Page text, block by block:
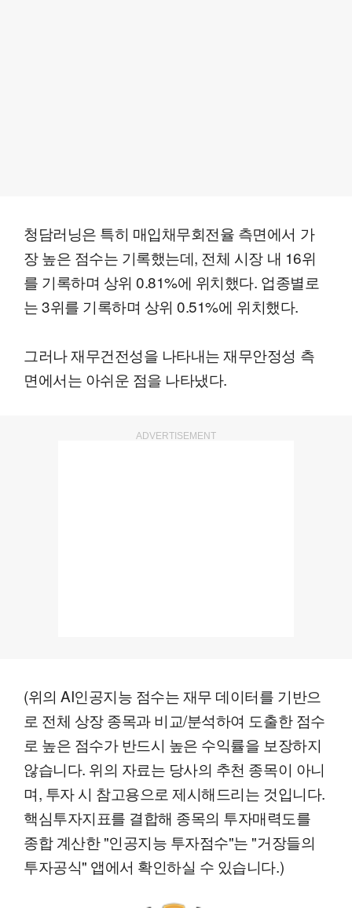
청담러닝은 특히 매입채무회전율 측면에서 가
장 높은 점수는 기록했는데, 전체 시장 내 16위
를 기록하며 상위 0.81%에 위치했다. 업종별로
는 3위를 기록하며 상위 0.51%에 위치했다.
그러나 재무건전성을 나타내는 재무안정성 측
면에서는 아쉬운 점을 나타냈다.
ADVERTISEMENT
(위의 AI인공지능 점수는 재무 데이터를 기반으
로 전체 상장 종목과 비교/분석하여 도출한 점수
로 높은 점수가 반드시 높은 수익률을 보장하지
않습니다. 위의 자료는 당사의 추천 종목이 아니
며, 투자 시 참고용으로 제시해드리는 것입니다.
핵심투자지표를 결합해 종목의 투자매력도를
종합 계산한 "인공지능 투자점수"는 "거장들의
투자공식" 앱에서 확인하실 수 있습니다.)